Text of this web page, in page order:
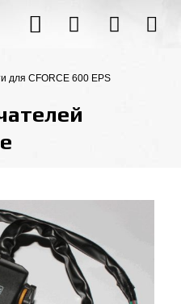
для CFORCE 600 EPS